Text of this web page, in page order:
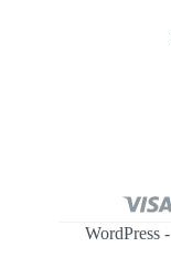
Copyright © 2026 شركة الوسام الإمارات - WordPress